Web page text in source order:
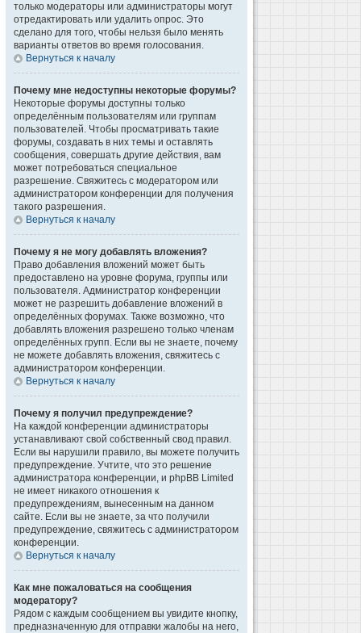
только модераторы или администраторы могут
отредактировать или удалить опрос. Это
сделано для того, чтобы нельзя было менять
варианты ответов во время голосования.
Вернуться к началу
Почему мне недоступны некоторые форумы?
Некоторые форумы доступны только
определённым пользователям или группам
пользователей. Чтобы просматривать такие
форумы, создавать в них темы и оставлять
сообщения, совершать другие действия, вам
может потребоваться специальное
разрешение. Свяжитесь с модератором или
администратором конференции для получения
такого разрешения.
Вернуться к началу
Почему я не могу добавлять вложения?
Право добавления вложений может быть
предоставлено на уровне форума, группы или
пользователя. Администратор конференции
может не разрешить добавление вложений в
определённых форумах. Также возможно, что
добавлять вложения разрешено только членам
определённых групп. Если вы не знаете, почему
не можете добавлять вложения, свяжитесь с
администратором конференции.
Вернуться к началу
Почему я получил предупреждение?
На каждой конференции администраторы
устанавливают свой собственный свод правил.
Если вы нарушили правило, вы можете получить
предупреждение. Учтите, что это решение
администратора конференции, и phpBB Limited
не имеет никакого отношения к
предупреждениям, вынесенным на данном
сайте. Если вы не знаете, за что получили
предупреждение, свяжитесь с администратором
конференции.
Вернуться к началу
Как мне пожаловаться на сообщения
модератору?
Рядом с каждым сообщением вы увидите кнопку,
предназначенную для отправки жалобы на него,